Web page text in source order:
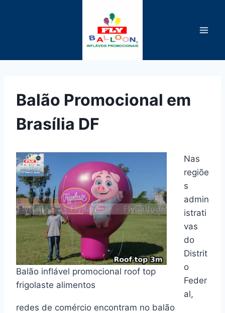
Balão Promocional em
Brasília DF
Balão inflável promocional roof top
frigolaste alimentos
Nas
regiõe
s
admin
istrati
vas
do
Distrit
o
Feder
al,
redes de comércio encontram no balão